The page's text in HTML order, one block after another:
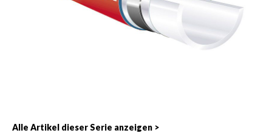
Alle Artikel dieser Serie anzeigen >